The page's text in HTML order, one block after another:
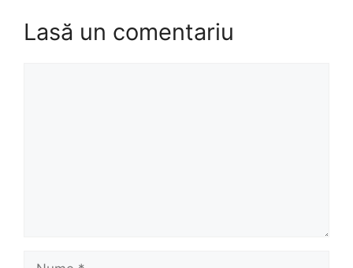
Lasă un comentariu
Nume